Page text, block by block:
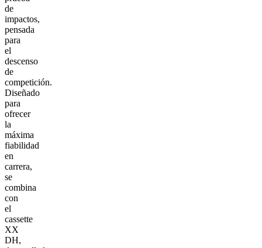
de
impactos,
pensada
para
el
descenso
de
competición.
Diseñado
para
ofrecer
la
máxima
fiabilidad
en
carrera,
se
combina
con
el
cassette
XX
DH,